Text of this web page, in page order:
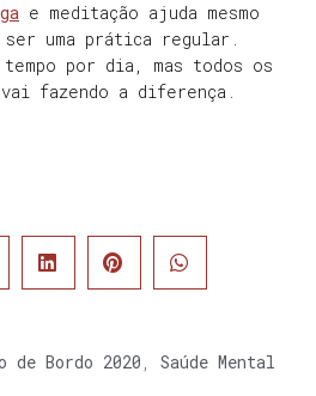
e meditação ajuda mesmo
ser uma prática regular.
por dia, mas todos os
fazendo a diferença.
de Bordo 2020 Saúde Mental